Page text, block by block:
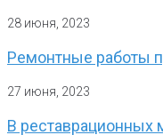
28 июня, 2023
Ремонтные работы
27 июня, 2023
В реставрационных